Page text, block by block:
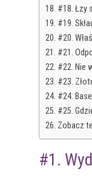
#18. Łzy
#19.
#20.
#21.
#22. Nie
#23.
#24.
#25.
Zobacz
#1.